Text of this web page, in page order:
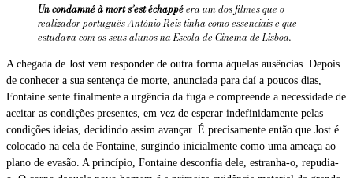
Un condamné à mort s’est échappéera um dos filmes que o
realizador português António Reis tinha como essenciais e que
estudava com os seus alunos na Escola de Cinema de Lisboa.
A chegada de Jost vem responder de outra forma àquelas ausências. Depois
de conhecer a sua sentença de morte, anunciada para daí a poucos dias,
Fontaine sente finalmente a urgência da fuga e compreende a necessidade de
aceitar as condições presentes, em vez de esperar indefinidamente pelas
condições ideias, decidindo assim avançar. É precisamente então que Jost é
colocado na cela de Fontaine, surgindo inicialmente como uma ameaça ao
plano de evasão. A princípio, Fontaine desconfia dele, estranha-o, repudia-